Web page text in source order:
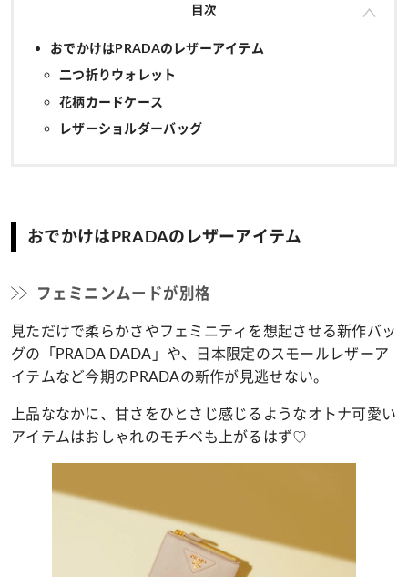
目次
おでかけはPRADAのレザーアイテム
二つ折りウォレット
花柄カードケース
レザーショルダーバッグ
おでかけはPRADAのレザーアイテム
フェミニンムードが別格
見ただけで柔らかさやフェミニティを想起させる新作バッ
グの「PRADA DADA」や、日本限定のスモールレザーア
イテムなど今期のPRADAの新作が見逃せない。
上品ななかに、甘さをひとさじ感じるようなオトナ可愛い
アイテムはおしゃれのモチベも上がるはず♡